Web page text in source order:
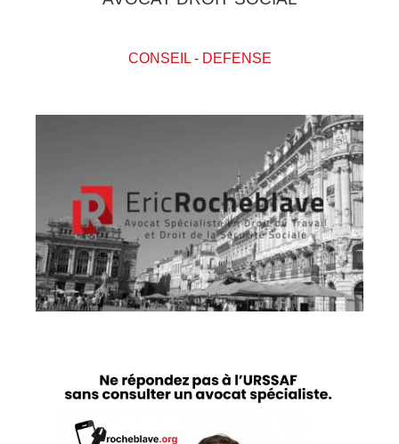
CONSEIL- DEFENSE